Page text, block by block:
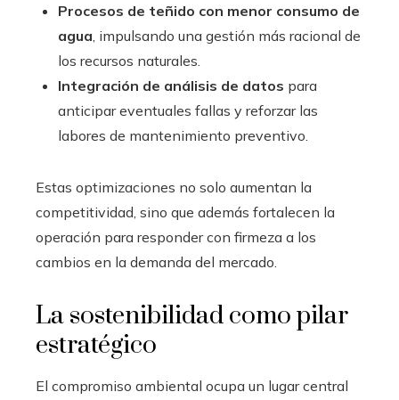
Procesos de teñido con menor consumo de
agua , impulsando una gestión más racional de
los recursos naturales.
Integración de análisis de datos para
anticipar eventuales fallas y reforzar las
labores de mantenimiento preventivo.
Estas optimizaciones no solo aumentan la
competitividad, sino que además fortalecen la
operación para responder con firmeza a los
cambios en la demanda del mercado.
La sostenibilidad como pilar
estratégico
El compromiso ambiental ocupa un lugar central